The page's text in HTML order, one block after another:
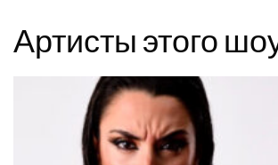
Артисты этого